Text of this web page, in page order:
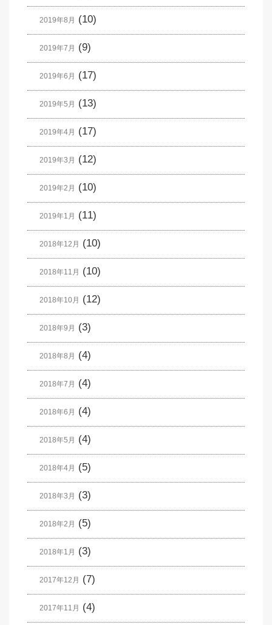
2019年8月 (10)
2019年7月 (9)
2019年6月 (17)
2019年5月 (13)
2019年4月 (17)
2019年3月 (12)
2019年2月 (10)
2019年1月 (11)
2018年12月 (10)
2018年11月 (10)
2018年10月 (12)
2018年9月 (3)
2018年8月 (4)
2018年7月 (4)
2018年6月 (4)
2018年5月 (4)
2018年4月 (5)
2018年3月 (3)
2018年2月 (5)
2018年1月 (3)
2017年12月 (7)
2017年11月 (4)